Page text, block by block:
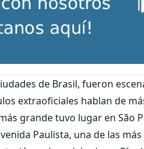
de Brasil, fueron
extraoficiales hablan de
grande tuvo lugar en São
Paulista, una de las